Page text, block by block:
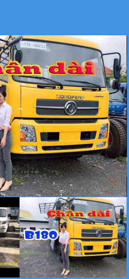
Xe tải Foton 990kg
Xe tải Foton 990kg
Xe tải Foton 990kg
Xe tải Foton 990kg